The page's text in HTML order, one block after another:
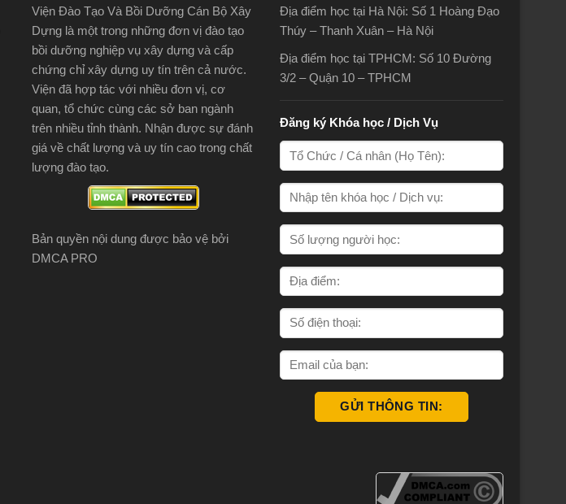
Viện Đào Tạo Và Bồi Dưỡng Cán Bộ Xây
Dựng là một trong những đơn vị đào tạo
bồi dưỡng nghiệp vụ xây dựng và cấp
chứng chỉ xây dựng uy tín trên cả nước.
Viện đã hợp tác với nhiều đơn vị, cơ
quan, tổ chức cùng các sở ban ngành
trên nhiều tỉnh thành. Nhận được sự đánh
giá về chất lượng và uy tín cao trong chất
lượng đào tạo.
Bản quyền nội dung được bảo vệ bởi
DMCA PRO
Địa điểm học tại Hà Nội: Số 1 Hoàng Đạo
Thúy – Thanh Xuân – Hà Nội
Địa điểm học tại TPHCM: Số 10 Đường
3/2 – Quận 10 – TPHCM
Đăng ký Khóa học / Dịch Vụ